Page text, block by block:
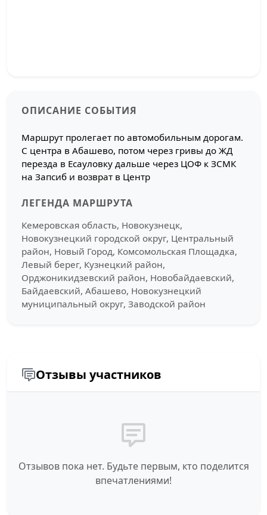
ОПИСАНИЕ СОБЫТИЯ
Маршрут пролегает по автомобильным дорогам.
С центра в Абашево, потом через гривы до ЖД
перезда в Есауловку дальше через ЦОФ к ЗСМК
на Запсиб и возврат в Центр
ЛЕГЕНДА МАРШРУТА
Кемеровская область, Новокузнецк,
Новокузнецкий городской округ, Центральный
район, Новый Город, Комсомольская Площадка,
Левый берег, Кузнецкий район,
Орджоникидзевский район, Новобайдаевский,
Байдаевский, Абашево, Новокузнецкий
муниципальный округ, Заводской район
Отзывы участников
Отзывов пока нет. Будьте первым, кто поделится
впечатлениями!